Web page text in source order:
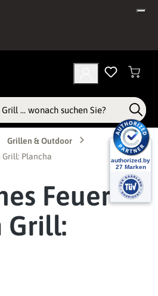
Grillen & Outdoor
Grill: Plancha
Feuer
Grill: